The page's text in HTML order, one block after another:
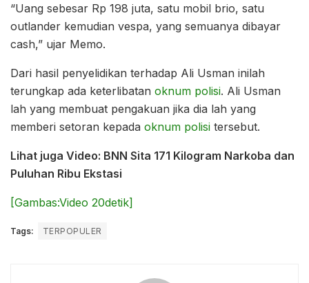
“Uang sebesar Rp 198 juta, satu mobil brio, satu
outlander kemudian vespa, yang semuanya dibayar
cash,” ujar Memo.
Dari hasil penyelidikan terhadap Ali Usman inilah
terungkap ada keterlibatan oknum polisi. Ali Usman
lah yang membuat pengakuan jika dia lah yang
memberi setoran kepada oknum polisi tersebut.
Lihat juga Video: BNN Sita 171 Kilogram Narkoba dan
Puluhan Ribu Ekstasi
[Gambas:Video 20detik]
Tags: TERPOPULER